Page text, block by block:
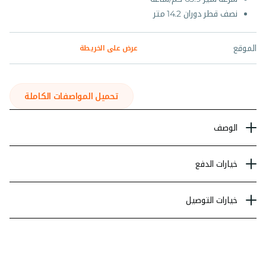
نصف قطر دوران 14.2 متر
الموقع عرض على الخريطة
تحميل المواصفات الكاملة
الوصف
خيارات الدفع
خيارات التوصيل